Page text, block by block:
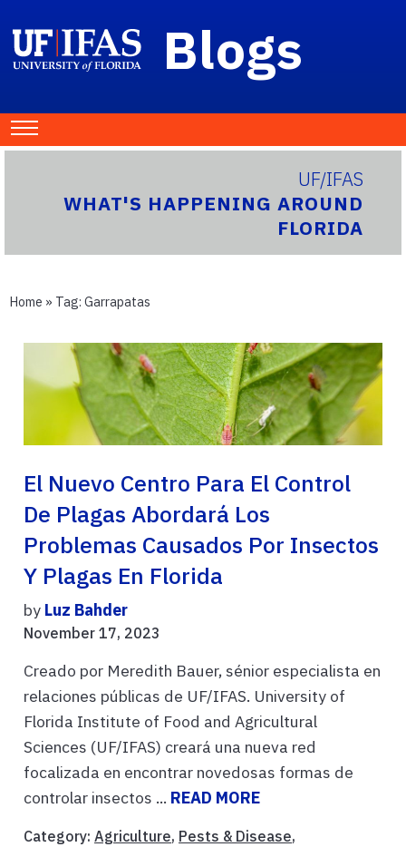
Blogs
UF/IFAS
WHAT'S HAPPENING AROUND
FLORIDA
Home » Tag: Garrapatas
El Nuevo Centro Para El Control
De Plagas Abordará Los
Problemas Causados Por Insectos
Y Plagas En Florida
by Luz Bahder
November 17, 2023
Creado por Meredith Bauer, sénior especialista en
relaciones públicas de UF/IFAS. University of
Florida Institute of Food and Agricultural
Sciences (UF/IFAS) creará una nueva red
focalizada en encontrar novedosas formas de
controlar insectos ... READ MORE
Category: Agriculture, Pests & Disease,